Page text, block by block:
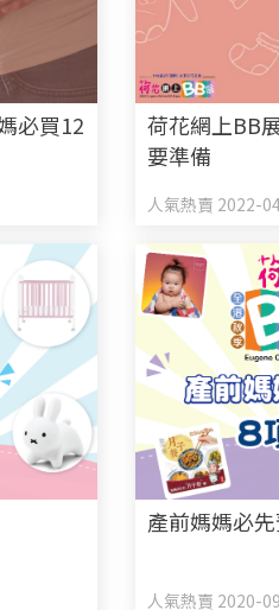
必買12
荷花網上BB
要準備
人氣熱賣 2022-
產前媽媽必
人氣熱賣 2020-